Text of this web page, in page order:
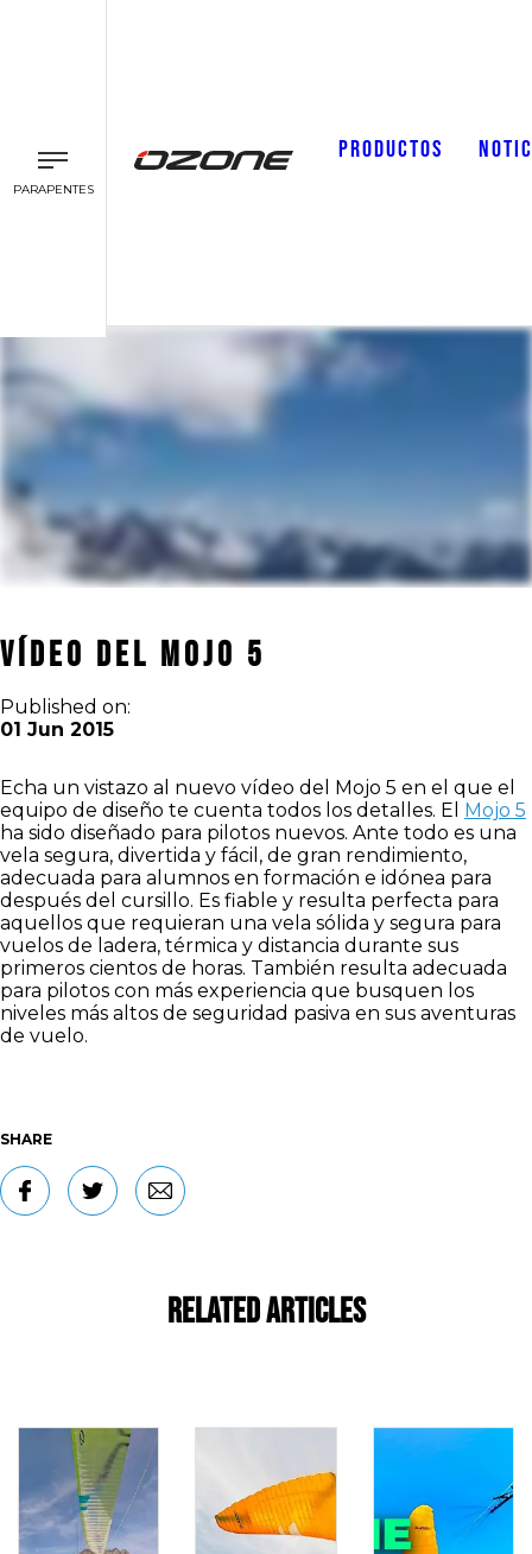
PARAPENTES
PRODUCTOS
Vídeo del Mojo 5
Published on:
01 Jun 2015
Echa un vistazo al nuevo vídeo del Mojo 5 en el que el
equipo de diseño te cuenta todos los detalles. El Mojo 5
ha sido diseñado para pilotos nuevos. Ante todo es una
vela segura, divertida y fácil, de gran rendimiento,
adecuada para alumnos en formación e idónea para
después del cursillo. Es fiable y resulta perfecta para
aquellos que requieran una vela sólida y segura para
vuelos de ladera, térmica y distancia durante sus
primeros cientos de horas. También resulta adecuada
para pilotos con más experiencia que busquen los
niveles más altos de seguridad pasiva en sus aventuras
de vuelo.
SHARE
Related Articles